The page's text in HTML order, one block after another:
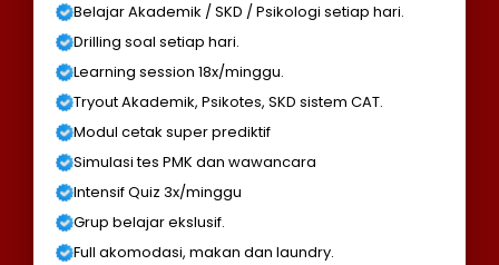
Belajar Akademik / SKD / Psikologi setiap hari.
Drilling soal setiap hari.
Learning session 18x/minggu.
Tryout Akademik, Psikotes, SKD sistem CAT.
Modul cetak super prediktif
Simulasi tes PMK dan wawancara
Intensif Quiz 3x/minggu
Grup belajar ekslusif.
Full akomodasi, makan dan laundry.